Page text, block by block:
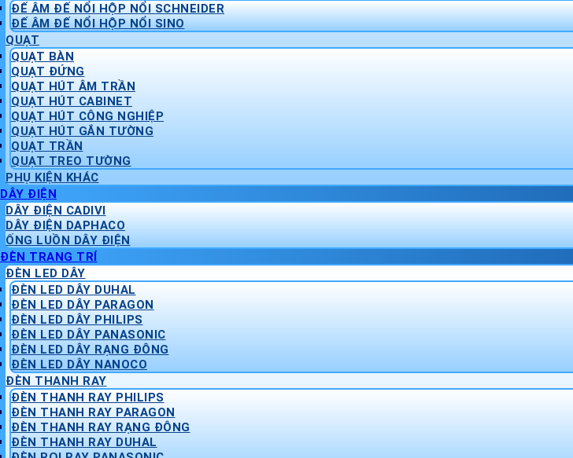
ĐẾ ÂM ĐẾ NỔI HỘP NỔI SCHNEIDER
ĐẾ ÂM ĐẾ NỔI HỘP NỔI SINO
QUẠT
QUẠT BÀN
QUẠT ĐỨNG
QUẠT HÚT ÂM TRẦN
QUẠT HÚT CABINET
QUẠT HÚT CÔNG NGHIỆP
QUẠT HÚT GẮN TƯỜNG
QUẠT TRẦN
QUẠT TREO TƯỜNG
PHỤ KIỆN KHÁC
DÂY ĐIỆN
DÂY ĐIỆN CADIVI
DÂY ĐIỆN DAPHACO
ỐNG LUỒN DÂY ĐIỆN
ĐÈN TRANG TRÍ
ĐÈN LED DÂY
ĐÈN LED DÂY DUHAL
ĐÈN LED DÂY PARAGON
ĐÈN LED DÂY PHILIPS
ĐÈN LED DÂY PANASONIC
ĐÈN LED DÂY RẠNG ĐÔNG
ĐÈN LED DÂY NANOCO
ĐÈN THANH RAY
ĐÈN THANH RAY PHILIPS
ĐÈN THANH RAY PARAGON
ĐÈN THANH RAY RẠNG ĐÔNG
ĐÈN THANH RAY DUHAL